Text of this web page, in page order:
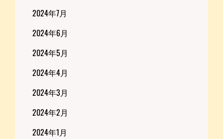
2024年7月
2024年6月
2024年5月
2024年4月
2024年3月
2024年2月
2024年1月